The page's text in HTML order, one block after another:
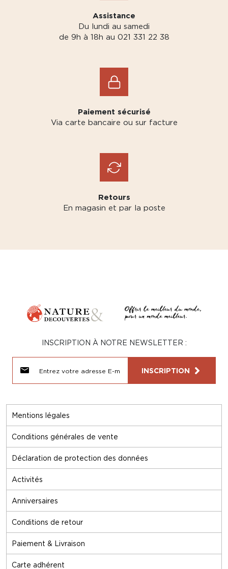
Assistance
Du lundi au samedi
de 9h à 18h au 021 331 22 38
Paiement sécurisé
Via carte bancaire ou sur facture
Retours
En magasin et par la poste
Mentions légales
Conditions générales de vente
Déclaration de protection des données
Activités
Anniversaires
Conditions de retour
Paiement & Livraison
Carte adhérent
INSCRIPTION À NOTRE NEWSLETTER :
INSCRIPTION